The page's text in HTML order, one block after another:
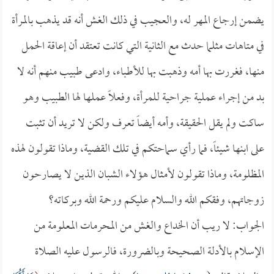
يضمن إرجاع المهر له، والعجيب في ذلك الغش أنه قد يذهب بالمرأة
في متاهات مثلما حدث مع الثانية التي كانت تعتقد أن إعاقة الحمل
منها، فغررت بها أمه وذهبت بها للأطباء، وادعى طبيب منهم أنه لا
بد من إجراء عملية جراحية للمرأة، وفعلاً عملها لها الطبيب وهو
ساكت ولم يقل الحقيقة، وأمه أيضاً تعرف ولكن لا تريد أن تثبت
على ابنها شيئاً، فما رأي سماحتكم في تلك القضية، وماذا تقولون لهذه
المظلومة، وماذا تقولون لأمثال هؤلاء الشبان الذين لا يصارحون
زوجاتهم، وفقكم الله والسلام عليكم ورحمة الله وبركاته؟
الجواب: لا ريب أن الخداع والغش من المحرمات المعلومة من
الإسلام بالأدلة الصحيحة وبالضرورة، فالرسول عليه الصلاة